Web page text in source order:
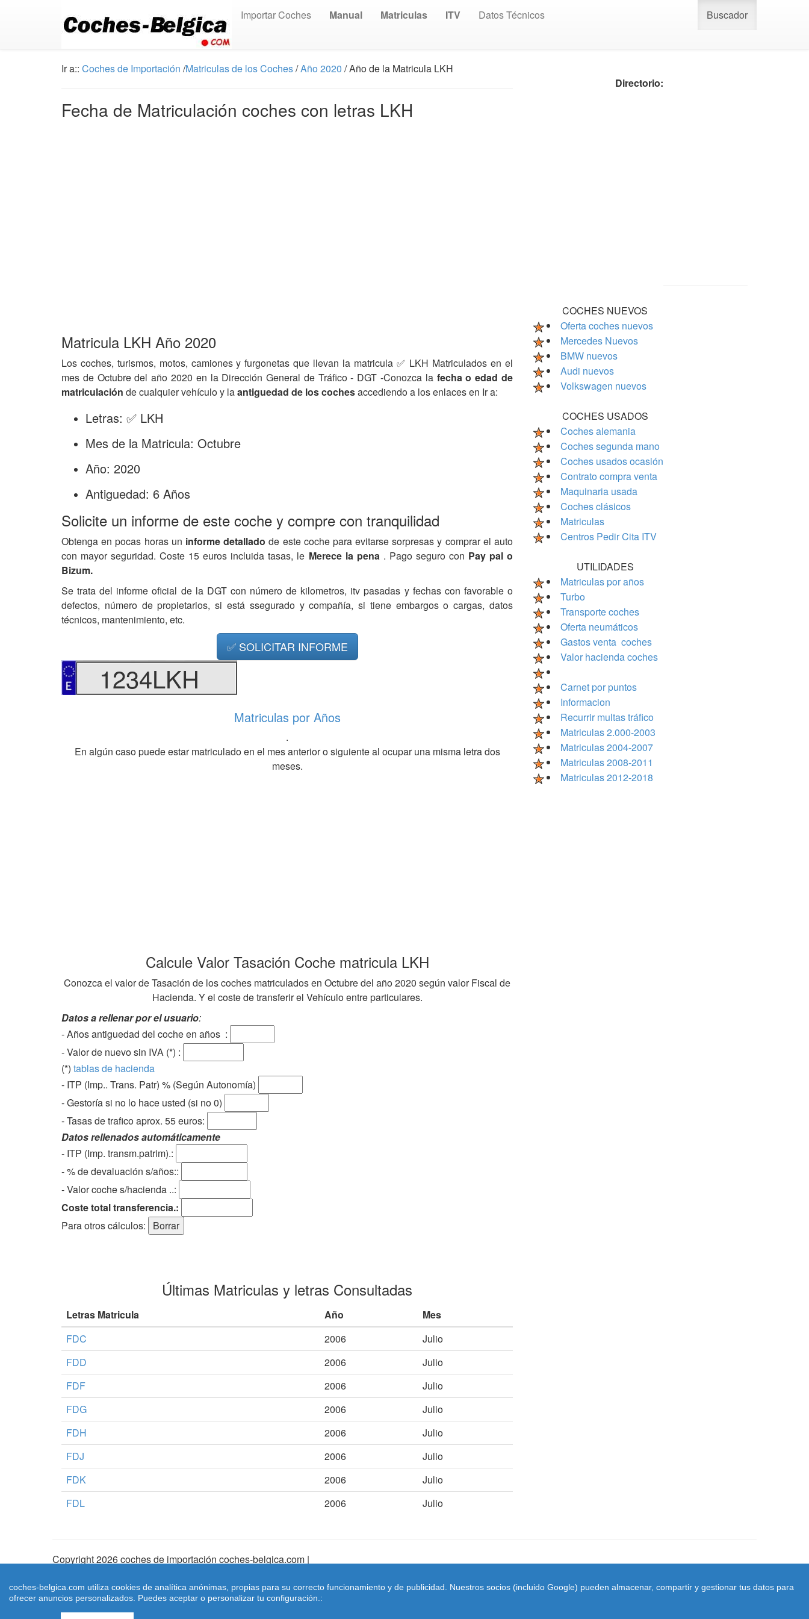
Importar Coches Manual Matriculas ITV Datos Técnicos Buscador
Ir a:: Coches de Importación /Matriculas de los Coches/Año 2020 / Año de la Matricula LKH
Fecha de Matriculación coches con letras LKH
Matricula LKH Año 2020
Los coches, turismos, motos, camiones y furgonetas que llevan la matricula ✅ LKH Matriculados en el
mes de Octubre del año 2020 en la Dirección General de Tráfico - DGT -Conozca la fecha o edad de
matriculación de cualquier vehículo y laantiguedad de los cochesaccediendo a los enlaces en Ir a:
Letras: ✅ LKH
Mes de la Matricula: Octubre
Año: 2020
Antiguedad: 6 Años
Solicite un informe de este coche y compre con tranquilidad
Obtenga en pocas horas un informe detalladode este coche para evitarse sorpresas y comprar el auto
con mayor seguridad. Coste 15 euros incluida tasas, le Merece la pena . Pago seguro con Pay pal o
Bizum.
Se trata del informe oficial de la DGT con número de kilometros, itv pasadas y fechas con favorable o
defectos, número de propietarios, si está ssegurado y compañía, si tiene embargos o cargas, datos
técnicos, mantenimiento, etc.
✅ SOLICITAR INFORME
1234LKH
Matriculas por Años
.
En algún caso puede estar matriculado en el mes anterior o siguiente al ocupar una misma letra dos
meses.
Calcule Valor Tasación Coche matricula LKH
Conozca el valor de Tasación de los coches matriculados en Octubre del año 2020 según valor Fiscal de
Hacienda. Y el coste de transferir el Vehículo entre particulares.
Datos a rellenar por el usuario:
- Años antiguedad del coche en años :
- Valor de nuevo sin IVA (*) :
(*) tablas de hacienda
- ITP (Imp.. Trans. Patr) % (Según Autonomía)
- Gestoría si no lo hace usted (si no 0)
-Tasas de trafico aprox. 55 euros:
Datos rellenados automáticamente
- ITP (Imp. transm.patrim).:
- % de devaluación s/años::
- Valor coche s/hacienda ..:
Coste total transferencia.:
Para otros cálculos:
Últimas Matriculas y letras Consultadas
Letras Matricula Año
Mes
FDC
2006
Julio
FDD
2006
Julio
FDF
2006
Julio
FDG
2006
Julio
FDH
2006
Julio
FDJ
2006
Julio
FDK
2006
Julio
FDL
2006 Julio
Directorio:
COCHES NUEVOS
Oferta coches nuevos
Mercedes Nuevos
BMW nuevos
Audi nuevos
Volkswagen nuevos
COCHES USADOS
Coches alemania
Coches segunda mano
Coches usados ocasión
Contrato compra venta
Maquinaria usada
Coches clásicos
Matriculas
Centros Pedir Cita ITV
UTILIDADES
Matriculas por años
Turbo
Transporte coches
Oferta neumáticos
Gastos venta coches
Valor hacienda coches
Carnet por puntos
Informacion
Recurrir multas tráfico
Matriculas 2.000-2003
Matriculas 2004-2007
Matriculas 2008-2011
Matriculas 2012-2018
Copyright 2026 coches de importación coches-belgica.com |
Coches-belgica.com
coches-belgica.com utiliza cookies de analítica anónimas, propias para su correcto funcionamiento y de publicidad. Nuestros socios (incluido Google) pueden almacenar, compartir y gestionar tus datos para
ofrecer anuncios personalizados. Puedes aceptar o personalizar tu configuración.: